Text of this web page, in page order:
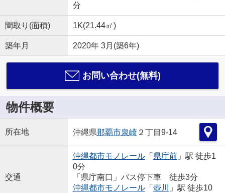
分
間取り(面積) 1K(21.44㎡)
築年月 2020年 3月(築6年)
お問い合わせ(無料)
物件概要
所在地 沖縄県那覇市泉崎２丁目9-14
交通
沖縄都市モノレール「 県庁前」駅 徒歩1
0分
「県庁南口」バス停下車 徒歩3分
沖縄都市モノレール「 壺川
」駅 徒歩10